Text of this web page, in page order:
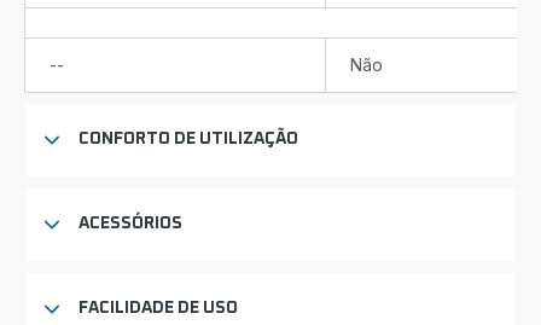
--
disponível
Não
CONFORTO DE UTILIZAÇÃO
ACESSÓRIOS
FACILIDADE DE USO